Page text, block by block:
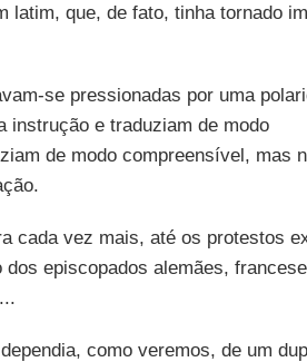
latim, que, de fato, tinha tornado
se pressionadas por uma
instrução e traduziam de modo
de modo compreensível, mas
cada vez mais, até os protestos
episcopados alemães,
como veremos, de um